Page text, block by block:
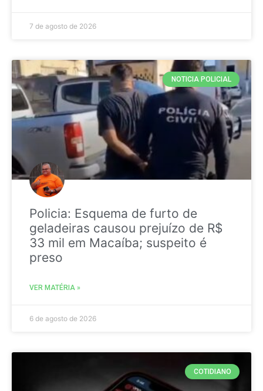
7 de agosto de 2026
NOTICIA POLICIAL
Policia: Esquema de furto de
geladeiras causou prejuízo de R$
33 mil em Macaíba; suspeito é
preso
VER MATÉRIA »
6 de agosto de 2026
COTIDIANO